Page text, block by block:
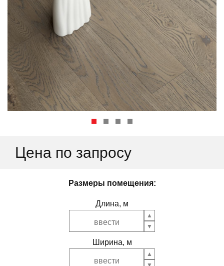
Цена по запросу
Размеры помещения:
Длина, м
Ширина, м